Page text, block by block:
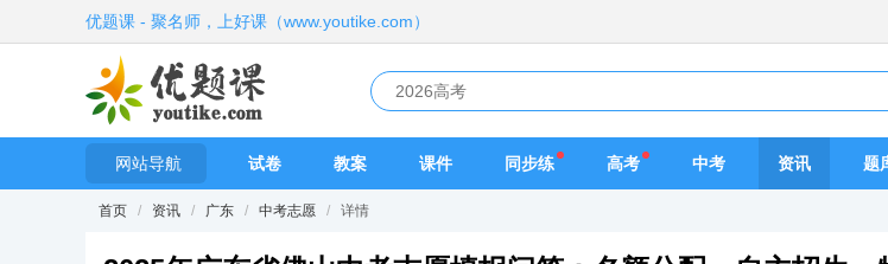
优题课 - 聚名师，上好课（www.youtike.com）
网站导航 试卷 教案 课件 同步练 高考 中考 资讯 题
首页 / 资讯 / 广东 / 中考志愿 / 详情